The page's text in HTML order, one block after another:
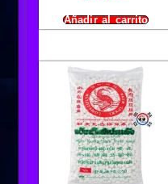
Añadir al carrito